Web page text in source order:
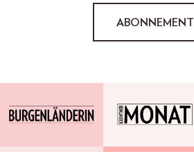
ABONNEMENT